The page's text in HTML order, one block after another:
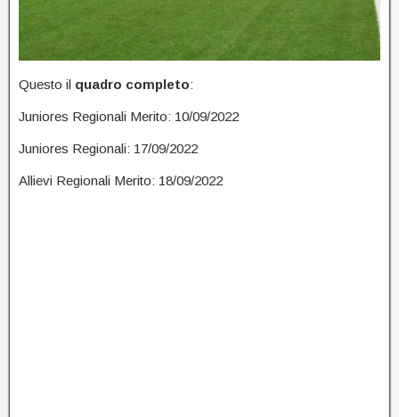
Questo il quadro completo:
Juniores Regionali Merito: 10/09/2022
Juniores Regionali: 17/09/2022
Allievi Regionali Merito: 18/09/2022